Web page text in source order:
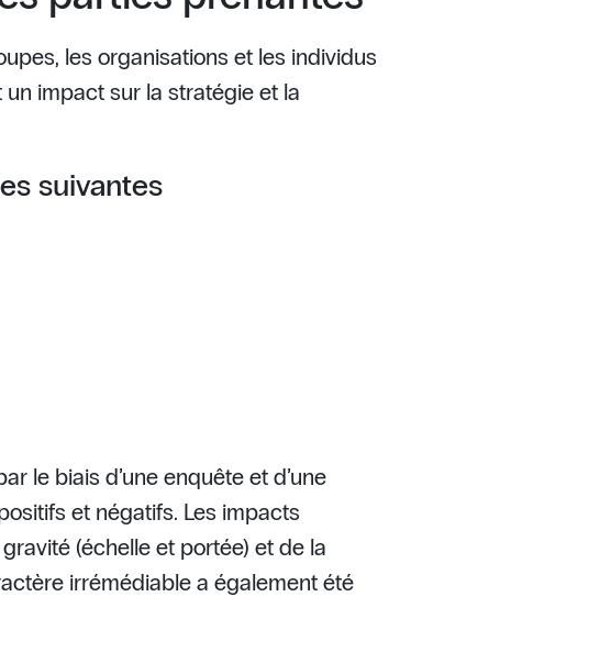
les organisations et les individus
impact sur la stratégie et la
suivantes
le biais d’une enquête et d’une
et négatifs. Les impacts
(échelle et portée) et de la
irrémédiable a également été